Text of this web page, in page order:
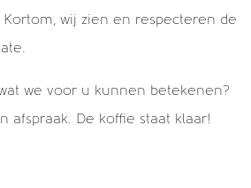
wij zien en respecteren de
we voor u kunnen betekenen?
afspraak. De koffie staat klaar!